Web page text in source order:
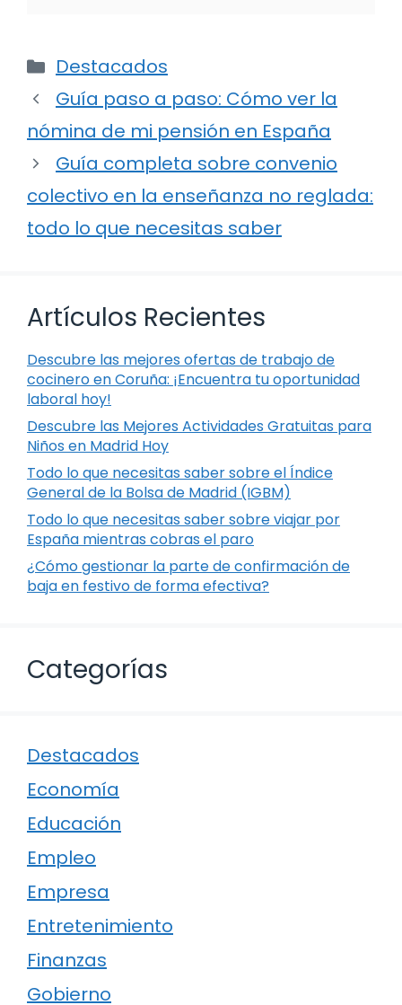
Categorías
Destacados
Guía paso a paso: Cómo ver la
nómina de mi pensión en España
Guía completa sobre convenio
colectivo en la enseñanza no reglada:
todo lo que necesitas saber
Artículos Recientes
Descubre las mejores ofertas de trabajo de
cocinero en Coruña: ¡Encuentra tu oportunidad
laboral hoy!
Descubre las Mejores Actividades Gratuitas para
Niños en Madrid Hoy
Todo lo que necesitas saber sobre el Índice
General de la Bolsa de Madrid (IGBM)
Todo lo que necesitas saber sobre viajar por
España mientras cobras el paro
¿Cómo gestionar la parte de confirmación de
baja en festivo de forma efectiva?
Categorías
Destacados
Economía
Educación
Empleo
Empresa
Entretenimiento
Finanzas
Gobierno